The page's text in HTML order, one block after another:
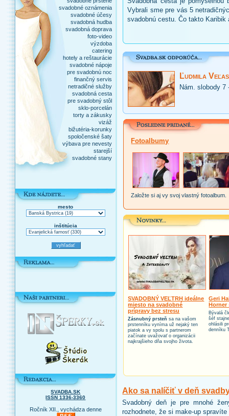
svadobné oznámenia
svadobné účesy
svadobná hudba
svadobná doprava
foto-video
výzdoba
catering
hotely a reštaurácie
svadobné nápoje
pre svadobnú noc
finančný servis
netradičné služby
svadobná cesta
pre svadobný stôl
sklo-porcelán
torty a zákusky
vizáž
bižutéria-korunky
spoločenské šaty
výbava pre nevesty
starejší
svadobné stany
mesto
inštitúcia
SVADBA.SK
ISSN 1336-3360
Ročník XII., vychádza denne
Vybrali sme pre vás 5
svadobnú cestu. Čo takto Karibik
Ľudmila
Nám. slobody 7
Fotoalbumy
Založte si aj vy svoj vlastný fotoalbum.
SVADOBNÝ VEĽTRH ideálne
miesto na svadobné
prípravy bez stresu
Zásnubný prsteň sa na vašom
prstenníku vyníma už nejaký ten
piatok a vy spolu s partnerom
začínate uvažovať o organizácii
najkrajšieho dňa svojho života.
Geri
Horner
Bývalá
šéf
ohlásili
denníku
Ako sa nalíčiť v deň
Svadobný deň je pre mnohé
rozhodnete, že si make-up